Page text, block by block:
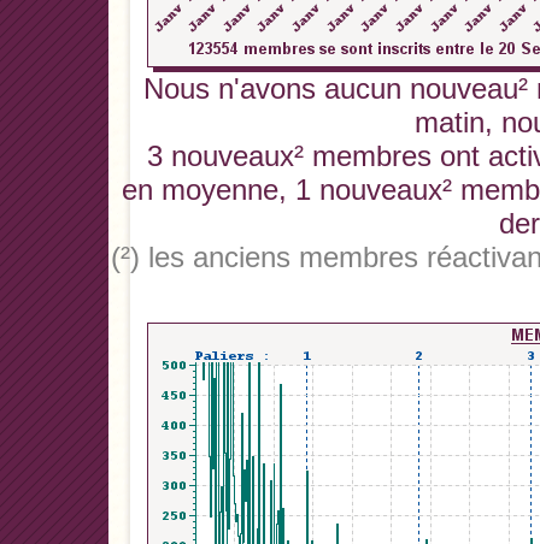
Nous n'avons aucun
matin,
3 nouveaux² membres ont
en moyenne, 1 nouveaux²
(²) les anciens membres